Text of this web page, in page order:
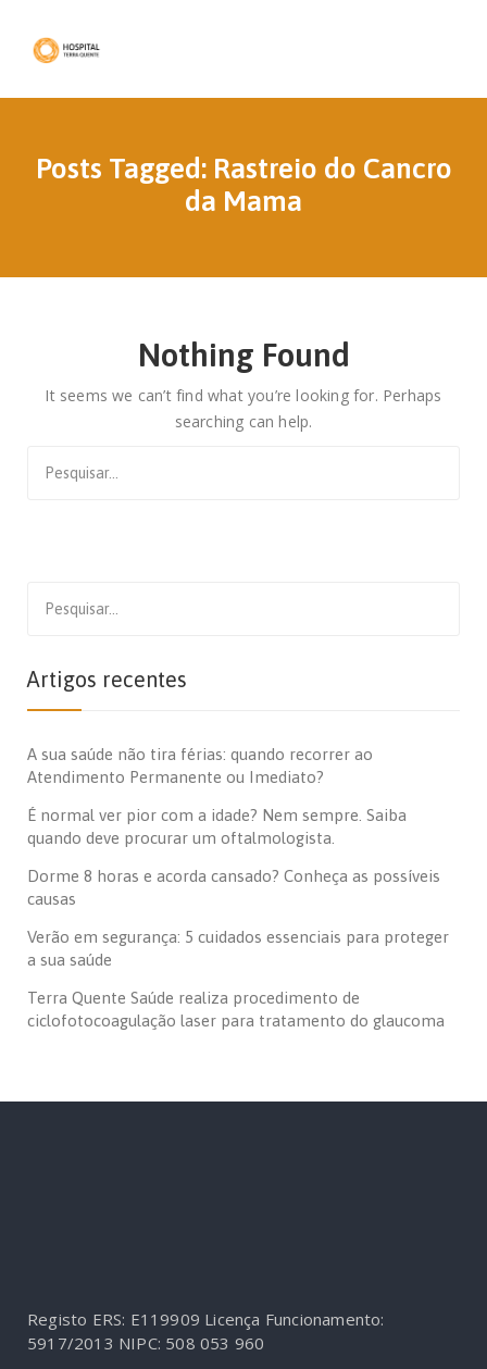
Posts Tagged: Rastreio do Cancro
da Mama
Nothing Found
It seems we can’t find what you’re looking for. Perhaps
searching can help.
for:
for:
Artigos recentes
A sua saúde não tira férias: quando recorrer ao
Atendimento Permanente ou Imediato?
É normal ver pior com a idade? Nem sempre. Saiba
quando deve procurar um oftalmologista.
Dorme 8 horas e acorda cansado? Conheça as possíveis
causas
Verão em segurança: 5 cuidados essenciais para proteger
a sua saúde
Terra Quente Saúde realiza procedimento de
ciclofotocoagulação laser para tratamento do glaucoma
Registo ERS: E119909 Licença Funcionamento:
5917/2013 NIPC: 508 053 960